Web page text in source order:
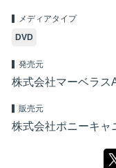
メディアタイプ
DVD
発売元
株式会社マーベラス
販売元
株式会社ポニーキャ